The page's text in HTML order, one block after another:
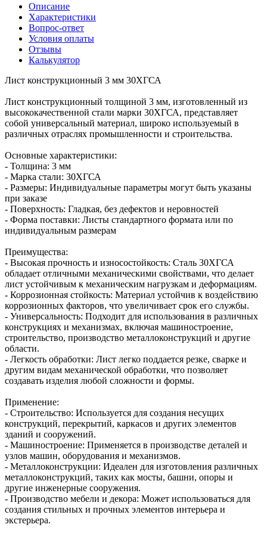
Описание
Характеристики
Вопрос-ответ
Условия оплаты
Отзывы
Калькулятор
Лист конструкционный 3 мм 30ХГСА
Лист конструкционный толщиной 3 мм, изготовленный из
высококачественной стали марки 30ХГСА, представляет
собой универсальный материал, широко используемый в
различных отраслях промышленности и строительства.
Основные характеристики:
- Толщина: 3 мм
- Марка стали: 30ХГСА
- Размеры: Индивидуальные параметры могут быть указаны
при заказе
- Поверхность: Гладкая, без дефектов и неровностей
- Форма поставки: Листы стандартного формата или по
индивидуальным размерам
Преимущества:
- Высокая прочность и износостойкость: Сталь 30ХГСА
обладает отличными механическими свойствами, что делает
лист устойчивым к механическим нагрузкам и деформациям.
- Коррозионная стойкость: Материал устойчив к воздействию
коррозионных факторов, что увеличивает срок его службы.
- Универсальность: Подходит для использования в различных
конструкциях и механизмах, включая машиностроение,
строительство, производство металлоконструкций и другие
области.
- Легкость обработки: Лист легко поддается резке, сварке и
другим видам механической обработки, что позволяет
создавать изделия любой сложности и формы.
Применение:
- Строительство: Используется для создания несущих
конструкций, перекрытий, каркасов и других элементов
зданий и сооружений.
- Машиностроение: Применяется в производстве деталей и
узлов машин, оборудования и механизмов.
- Металлоконструкции: Идеален для изготовления различных
металлоконструкций, таких как мосты, башни, опоры и
другие инженерные сооружения.
- Производство мебели и декора: Может использоваться для
создания стильных и прочных элементов интерьера и
экстерьера.